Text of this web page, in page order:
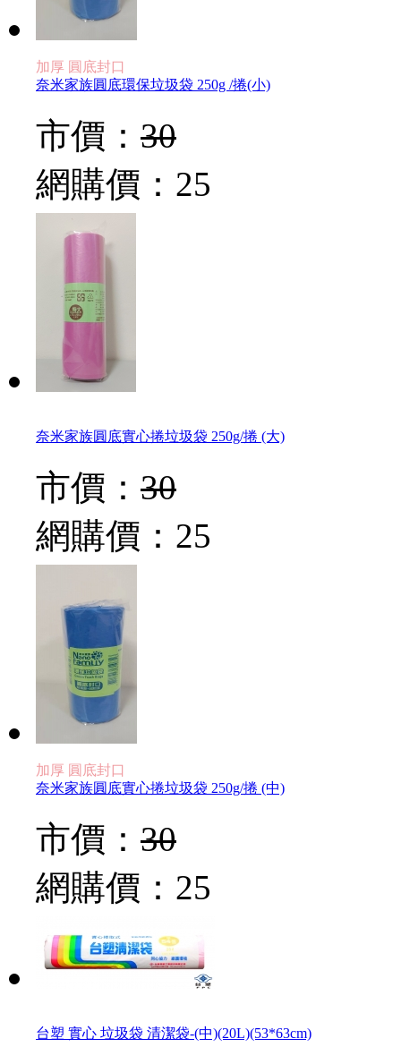
加厚 圓底封口
奈米家族圓底環保垃圾袋 250g /捲(小)
市價： 30
網購價： 25
奈米家族圓底實心捲垃圾袋 250g/捲 (大)
市價： 30
網購價： 25
加厚 圓底封口
奈米家族圓底實心捲垃圾袋 250g/捲 (中)
市價： 30
網購價： 25
台塑 實心 垃圾袋 清潔袋-(中)(20L)(53*63cm)